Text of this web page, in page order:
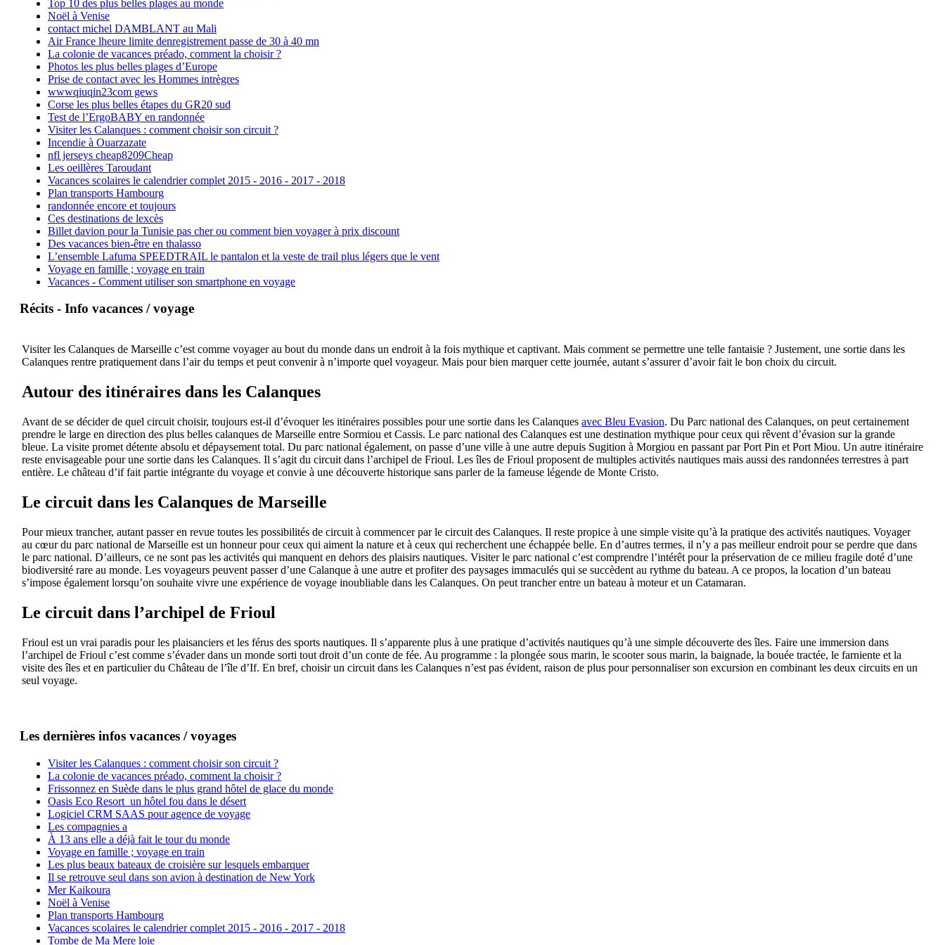
Top 10 des plus belles plages au monde
Noël à Venise
contact michel DAMBLANT au Mali
Air France lheure limite denregistrement passe de 30 à 40 mn
La colonie de vacances préado, comment la choisir ?
Photos les plus belles plages d’Europe
Prise de contact avec les Hommes intrègres
wwwqiuqin23com gews
Corse les plus belles étapes du GR20 sud
Test de l’ErgoBABY en randonnée
Visiter les Calanques : comment choisir son circuit ?
Incendie à Ouarzazate
nfl jerseys cheap8209Cheap
Les oeillères Taroudant
Vacances scolaires le calendrier complet 2015 - 2016 - 2017 - 2018
Plan transports Hambourg
randonnée encore et toujours
Ces destinations de lexcès
Billet davion pour la Tunisie pas cher ou comment bien voyager à prix discount
Des vacances bien-être en thalasso
L’ensemble Lafuma SPEEDTRAIL le pantalon et la veste de trail plus légers que le vent
Voyage en famille ; voyage en train
Vacances - Comment utiliser son smartphone en voyage
Récits - Info vacances / voyage
Visiter les Calanques de Marseille c’est comme voyager au bout du monde dans un endroit à la fois mythique et captivant. Mais comment se permettre une telle fantaisie ? Justement, une sortie dans les
Calanques rentre pratiquement dans l’air du temps et peut convenir à n’importe quel voyageur. Mais pour bien marquer cette journée, autant s’assurer d’avoir fait le bon choix du circuit.
Autour des itinéraires dans les Calanques
Avant de se décider de quel circuit choisir, toujours est-il d’évoquer les itinéraires possibles pour une sortie dans les Calanques avec Bleu Evasion. Du Parc national des Calanques, on peut certainement
prendre le large en direction des plus belles calanques de Marseille entre Sormiou et Cassis. Le parc national des Calanques est une destination mythique pour ceux qui rêvent d’évasion sur la grande
bleue. La visite promet détente absolu et dépaysement total. Du parc national également, on passe d’une ville à une autre depuis Sugition à Morgiou en passant par Port Pin et Port Miou. Un autre itinéraire
reste envisageable pour une sortie dans les Calanques. Il s’agit du circuit dans l’archipel de Frioul. Les îles de Frioul proposent de multiples activités nautiques mais aussi des randonnées terrestres à part
entière. Le château d’if fait partie intégrante du voyage et convie à une découverte historique sans parler de la fameuse légende de Monte Cristo.
Le circuit dans les Calanques de Marseille
Pour mieux trancher, autant passer en revue toutes les possibilités de circuit à commencer par le circuit des Calanques. Il reste propice à une simple visite qu’à la pratique des activités nautiques. Voyager
au cœur du parc national de Marseille est un honneur pour ceux qui aiment la nature et à ceux qui recherchent une échappée belle. En d’autres termes, il n’y a pas meilleur endroit pour se perdre que dans
le parc national. D’ailleurs, ce ne sont pas les activités qui manquent en dehors des plaisirs nautiques. Visiter le parc national c’est comprendre l’intérêt pour la préservation de ce milieu fragile doté d’une
biodiversité rare au monde. Les voyageurs peuvent passer d’une Calanque à une autre et profiter des paysages immaculés qui se succèdent au rythme du bateau. A ce propos, la location d’un bateau
s’impose également lorsqu’on souhaite vivre une expérience de voyage inoubliable dans les Calanques. On peut trancher entre un bateau à moteur et un Catamaran.
Le circuit dans l’archipel de Frioul
Frioul est un vrai paradis pour les plaisanciers et les férus des sports nautiques. Il s’apparente plus à une pratique d’activités nautiques qu’à une simple découverte des îles. Faire une immersion dans
l’archipel de Frioul c’est comme s’évader dans un monde sorti tout droit d’un conte de fée. Au programme : la plongée sous marin, le scooter sous marin, la baignade, la bouée tractée, le farniente et la
visite des îles et en particulier du Château de l’île d’If. En bref, choisir un circuit dans les Calanques n’est pas évident, raison de plus pour personnaliser son excursion en combinant les deux circuits en un
seul voyage.
Les dernières infos vacances / voyages
Visiter les Calanques : comment choisir son circuit ?
La colonie de vacances préado, comment la choisir ?
Frissonnez en Suède dans le plus grand hôtel de glace du monde
Oasis Eco Resort un hôtel fou dans le désert
Logiciel CRM SAAS pour agence de voyage
Les compagnies a
À 13 ans elle a déjà fait le tour du monde
Voyage en famille ; voyage en train
Les plus beaux bateaux de croisière sur lesquels embarquer
Il se retrouve seul dans son avion à destination de New York
Mer Kaikoura
Noël à Venise
Plan transports Hambourg
Vacances scolaires le calendrier complet 2015 - 2016 - 2017 - 2018
Tombe de Ma Mere loie